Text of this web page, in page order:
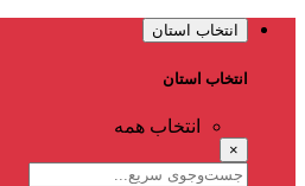
انتخاب استان
انتخاب استان
انتخاب همه
×